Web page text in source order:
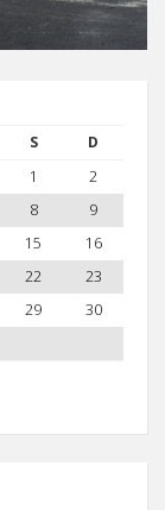
S D
1
2
8
9
15
16
22
23
29
30